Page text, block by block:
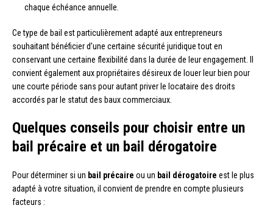
chaque échéance annuelle.
Ce type de bail est particulièrement adapté aux entrepreneurs
souhaitant bénéficier d’une certaine sécurité juridique tout en
conservant une certaine flexibilité dans la durée de leur engagement. Il
convient également aux propriétaires désireux de louer leur bien pour
une courte période sans pour autant priver le locataire des droits
accordés par le statut des baux commerciaux.
Quelques conseils pour choisir entre un
bail précaire et un bail dérogatoire
Pour déterminer si un bail précaire ou un bail dérogatoire est le plus
adapté à votre situation, il convient de prendre en compte plusieurs
facteurs :